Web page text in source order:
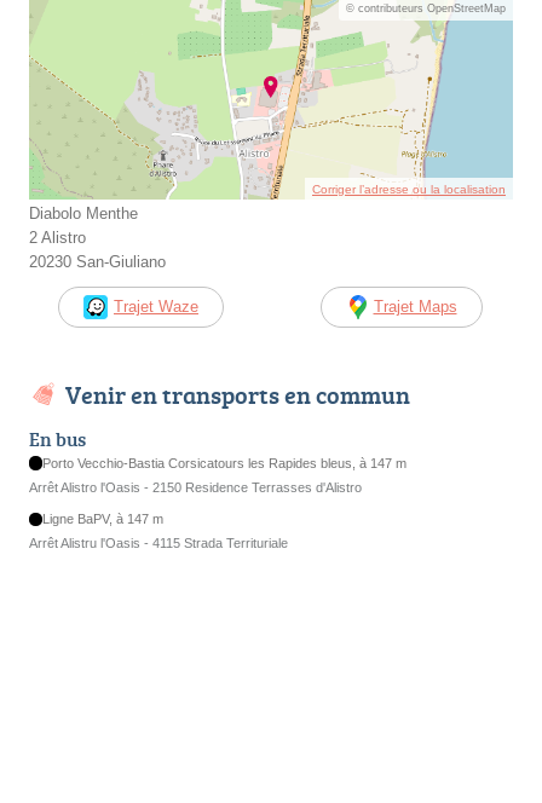
© contributeurs OpenStreetMap
Corriger l’adresse ou la localisation
Diabolo Menthe
2 Alistro
20230 San-Giuliano
Trajet Waze Trajet Maps
Venir en transports en commun
En bus
Porto Vecchio-Bastia Corsicatours les Rapides bleus, à 147 m
Arrêt Alistro l'Oasis - 2150 Residence Terrasses d'Alistro
Ligne BaPV, à 147 m
Arrêt Alistru l'Oasis - 4115 Strada Territuriale